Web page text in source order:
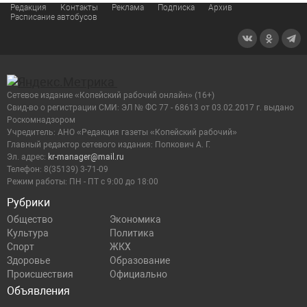
Редакция Контакты Реклама Подписка
Архив
Расписание автобусов
Рубрики
Общество
Экономика
Культура
Политика
Спорт
ЖКХ
Здоровье
Образование
Происшествия
Официально
Объявления
Сетевое издание «Копейский рабочий онлайн» (16+)
Cвид-во о регистрации СМИ: ЭЛ № ФС 77 - 68613 от 03.02.2017 г. выдано
Роскомнадзором
Учредитель: АНО «Редакция газеты «Копейский рабочий»
Главный редактор сетевого издания: Попкович А. Г.
Эл. адрес: kr-manager@mail.ru
Телефон: 8(35139) 3-71-09
Режим работы: ПН - ПТ с 9:00 до 18:00